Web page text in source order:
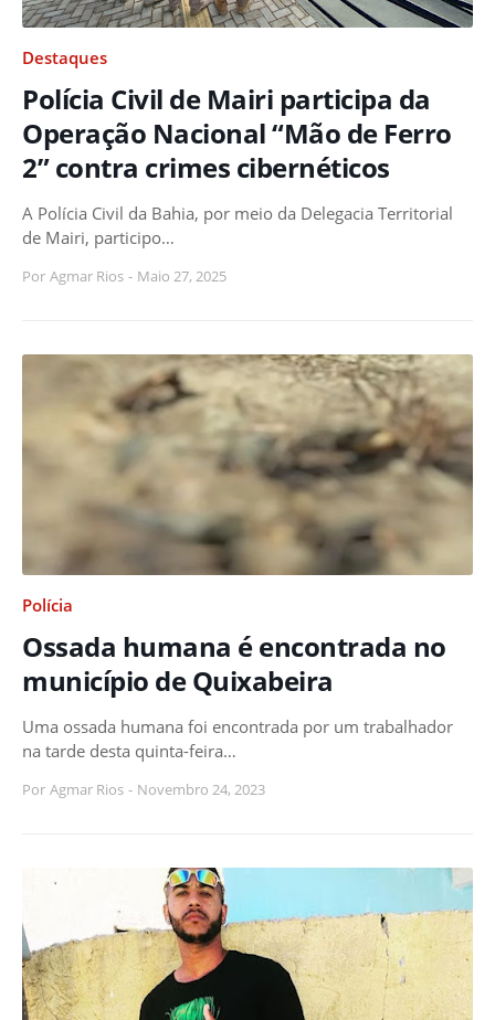
Destaques
Polícia Civil de Mairi participa da
Operação Nacional “Mão de Ferro
2” contra crimes cibernéticos
A Polícia Civil da Bahia, por meio da Delegacia Territorial
de Mairi, participo…
Por Agmar Rios - Maio 27, 2025
Polícia
Ossada humana é encontrada no
município de Quixabeira
Uma ossada humana foi encontrada por um trabalhador
na tarde desta quinta-feira…
Por Agmar Rios - Novembro 24, 2023